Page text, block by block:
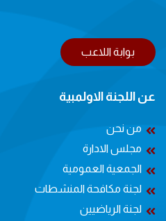
بوابة اللاعب
عن اللجنة الاولمبية
من نحن
مجلس الادارة
الجمعية العمومية
لجنة مكافحة المنشطات
لجنة الرياضيين